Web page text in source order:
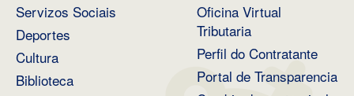
Servizos Sociais
Deportes
Cultura
Biblioteca
Oficina Virtual
Tributaria
Perfil do Contratante
Portal de Transparencia